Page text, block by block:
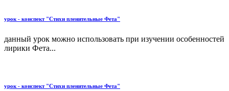
урок - конспект "Стихи пленительные Фета"
данный урок можно использовать при изучении особенностей
лирики Фета...
урок - конспект "Стихи пленительные Фета"